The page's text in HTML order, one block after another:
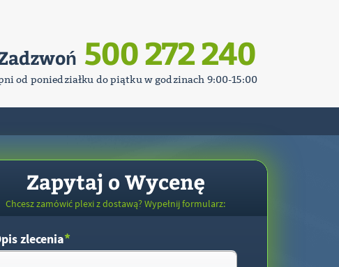
500 272 240
od poniedziałku do piątku w godzinach 9:00-15:00
Zapytaj o Wycenę
Chcesz zamówić plexi z dostawą? Wypełnij formularz:
zlecenia*